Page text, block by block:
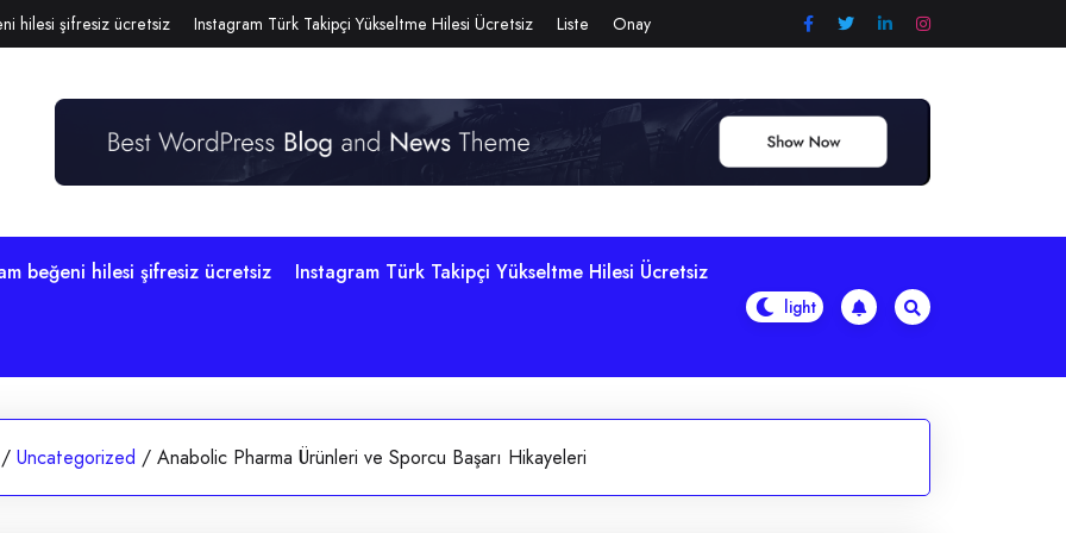
hilesi şifresiz ücretsiz Instagram Türk Takipçi Yükseltme Hilesi Ücretsiz Liste Onay
beğeni hilesi şifresiz ücretsiz Instagram Türk Takipçi Yükseltme Hilesi Ücretsiz
/ Uncategorized / Anabolic Pharma Ürünleri ve Sporcu Başarı Hikayeleri